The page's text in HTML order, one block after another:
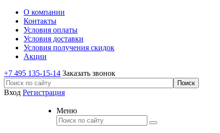
О компании
Контакты
Условия оплаты
Условия доставки
Условия получения скидок
Акции
+7 495 135-15-14 Заказать звонок
Вход Регистрация
Меню